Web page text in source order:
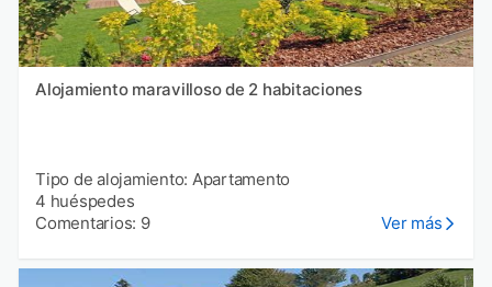
Alojamiento maravilloso de 2 habitaciones
Tipo de alojamiento: Apartamento
4 huéspedes
Comentarios: 9
Ver más